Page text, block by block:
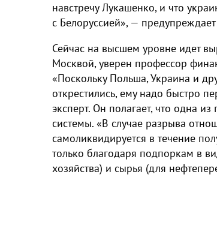
навстречу Лукашенко, и что
с Белоруссией», — предупреждает
Сейчас на высшем уровне идет
Москвой, уверен профессор
«Поскольку Польша, Украина и
открестились, ему надо быстро
эксперт. Он полагает, что одна
системы. «В случае разрыва
самоликвидируется в течение
только благодаря подпоркам в
хозяйства) и сырья (для